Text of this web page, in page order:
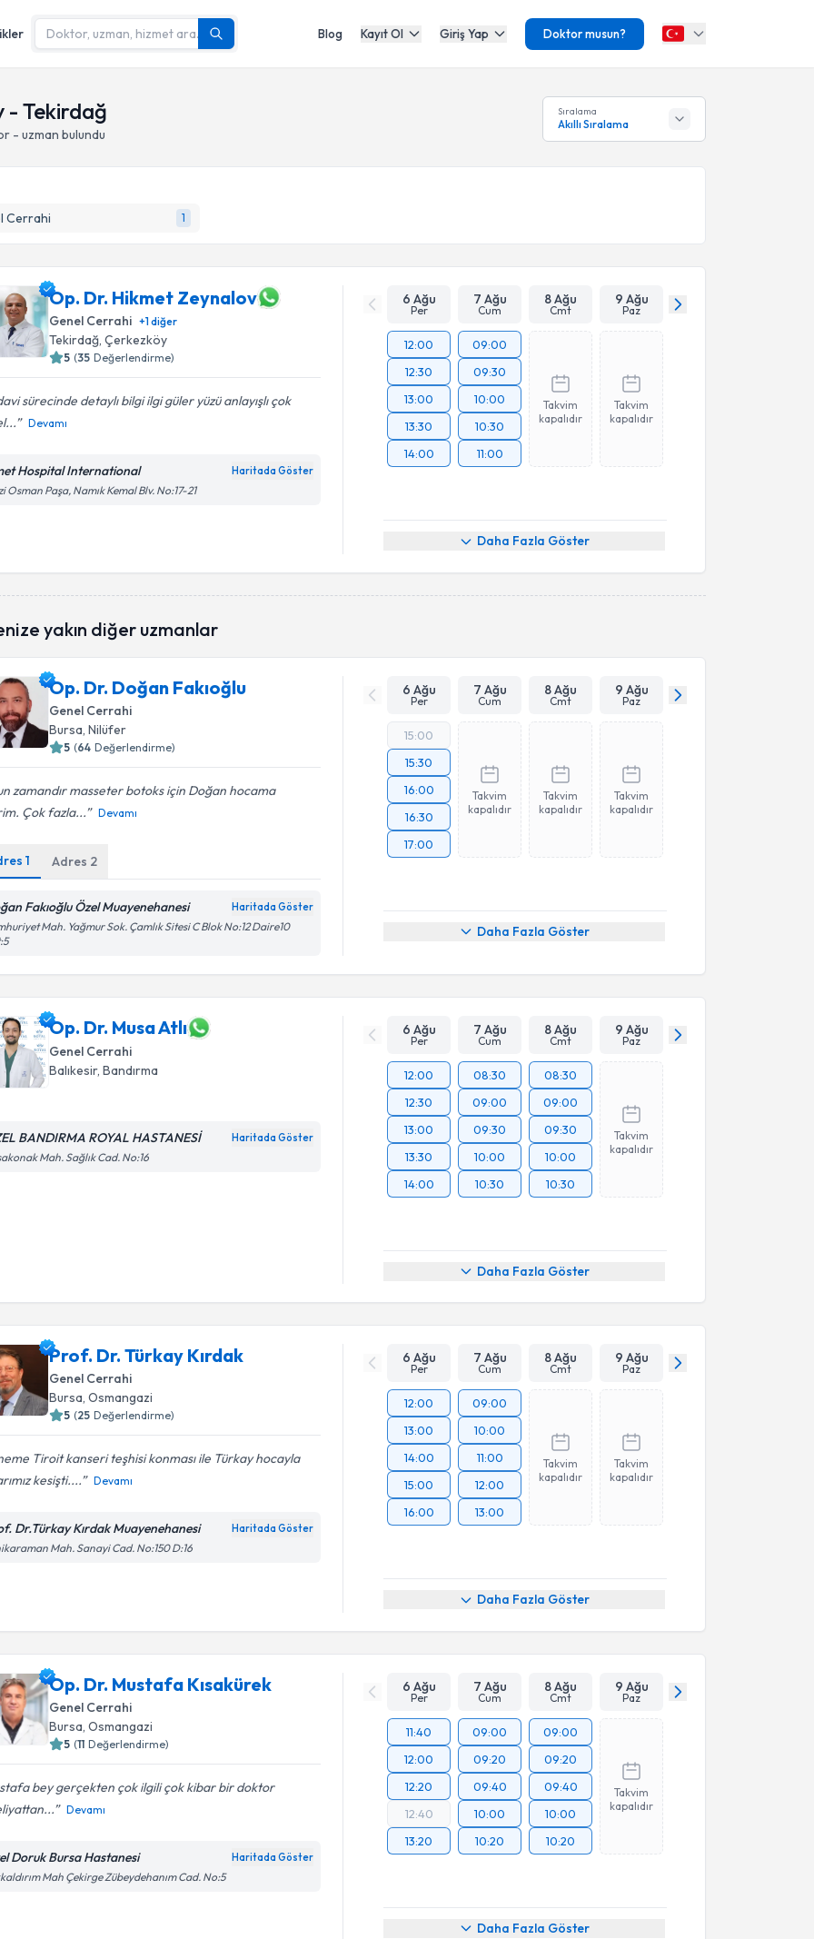
Blog Kayıt Ol Giriş Yap Doktor musun?
- Tekirdağ
- uzman bulundu
Sıralama
Akıllı Sıralama
Cerrahi 1
Op. Dr. Hikmet Zeynalov
Genel Cerrahi +1diğer
Tekirdağ, Çerkezköy
5 (35 Değerlendirme)
sürecinde detaylı bilgi ilgi güler yüzü anlayışlı çok
Devamı
Hospital International Haritada Göster
Osman Paşa, Namık Kemal Blv. No:17-21
6 Ağu
Per
7 Ağu
Cum
8 Ağu
Cmt
9 Ağu
Paz
12:00
12:30
13:00
13:30
14:00
09:00
09:30
10:00
10:30
11:00
Takvim
kapalıdır
Takvim
kapalıdır
Daha Fazla Göster
yakın diğer uzmanlar
Op. Dr. Doğan Fakıoğlu
Genel Cerrahi
Bursa , Nilüfer
5 (64 Değerlendirme)
zamandır masseter botoks için Doğan hocama
Çok fazla...
Devamı
1 Adres 2
Fakıoğlu Özel Muayenehanesi Haritada Göster
Mah. Yağmur Sok. Çamlık Sitesi C Blok No:12 Daire10
6 Ağu
Per
7 Ağu
Cum
8 Ağu
Cmt
9 Ağu
Paz
15:00
15:30
16:00
16:30
17:00
Takvim
kapalıdır
Takvim
kapalıdır
Takvim
kapalıdır
Daha Fazla Göster
Op. Dr. Musa Atlı
Genel Cerrahi
Balıkesir, Bandırma
BANDIRMA ROYAL HASTANESİ Haritada Göster
Mah. Sağlık Cad. No:16
6 Ağu
Per
7 Ağu
Cum
8 Ağu
Cmt
9 Ağu
Paz
12:00
12:30
13:00
13:30
14:00
08:30
09:00
09:30
10:00
10:30
08:30
09:00
09:30
10:00
10:30
Takvim
kapalıdır
Daha Fazla Göster
Prof. Dr. Türkay Kırdak
Genel Cerrahi
Bursa, Osmangazi
5 (25 Değerlendirme)
Tiroit kanseri teşhisi konması ile Türkay hocayla
kesişti....
Devamı
Dr.Türkay Kırdak Muayenehanesi Haritada Göster
Mah. Sanayi Cad. No:150 D:16
6 Ağu
Per
7 Ağu
Cum
8 Ağu
Cmt
9 Ağu
Paz
12:00
13:00
14:00
15:00
16:00
09:00
10:00
11:00
12:00
13:00
Takvim
kapalıdır
Takvim
kapalıdır
Daha Fazla Göster
Op. Dr. Mustafa Kısakürek
Genel Cerrahi
Bursa , Osmangazi
5 (11 Değerlendirme)
bey gerçekten çok ilgili çok kibar bir doktor
Devamı
Doruk Bursa Hastanesi Haritada Göster
Mah Çekirge Zübeydehanım Cad. No:5
6 Ağu
Per
7 Ağu
Cum
8 Ağu
Cmt
9 Ağu
Paz
11:40
12:00
12:20
12:40
13:20
09:00
09:20
09:40
10:00
10:20
09:00
09:20
09:40
10:00
10:20
Takvim
kapalıdır
Daha Fazla Göster
Randevu Takvimi Talebi